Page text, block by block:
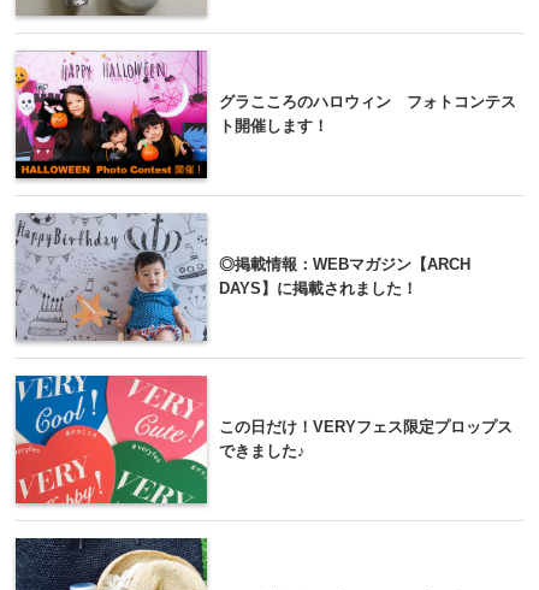
グラこころのハロウィン フォトコンテス
ト開催します！
◎掲載情報：WEBマガジン【ARCH
DAYS】に掲載されました！
この日だけ！VERYフェス限定プロップス
できました♪